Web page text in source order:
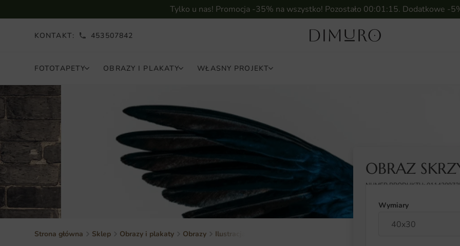
Tylko u nas! Promocja -35% na wszystko! Pozostało 00:01:14. Dodatkowe -
KONTAKT: 453507842
FOTOTAPETY OBRAZY I PLAKATY WŁASNY PROJEKT
Strona główna Sklep Obrazy i plakaty Obrazy Ilustracja
OBRAZ
NUMER PRODUKTU:
Wymiary